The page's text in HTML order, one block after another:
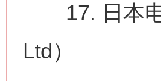
17. 日本电
Ltd）